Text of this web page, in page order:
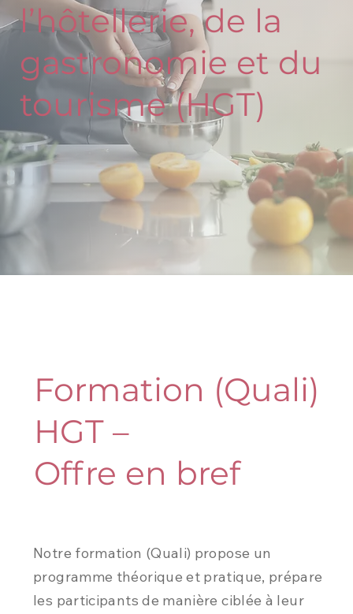
l’hôtellerie, de la
gastronomie et du
tourisme (HGT)
Formation (Quali)
HGT –
Offre en bref
Notre formation (Quali) propose un
programme théorique et pratique, prépare
les participants de manière ciblée à leur